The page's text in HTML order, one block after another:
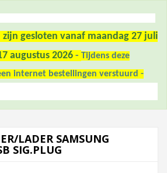
zijn gesloten vanaf maandag 27 juli
augustus 2026 - Tijdens deze
internet bestellingen verstuurd -
LADER SAMSUNG
SIG.PLUG